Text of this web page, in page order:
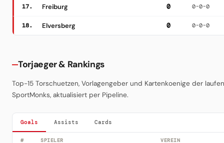
17. Freiburg 0 0-0-0
18. Elversberg 0 0-0-0
Torjaeger & Rankings
Top-15 Torschuetzen, Vorlagengeber und Kartenkoenige der
SportMonks, aktualisiert per Pipeline.
Goals Assists Cards
# SPIELER VEREIN